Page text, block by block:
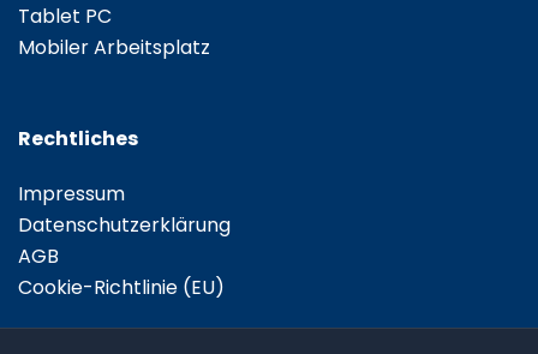
Tablet PC
Mobiler Arbeitsplatz
Rechtliches
Impressum
Datenschutzerklärung
AGB
Cookie-Richtlinie (EU)